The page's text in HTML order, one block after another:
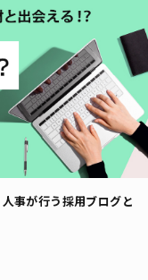
事が行う採用ブログと